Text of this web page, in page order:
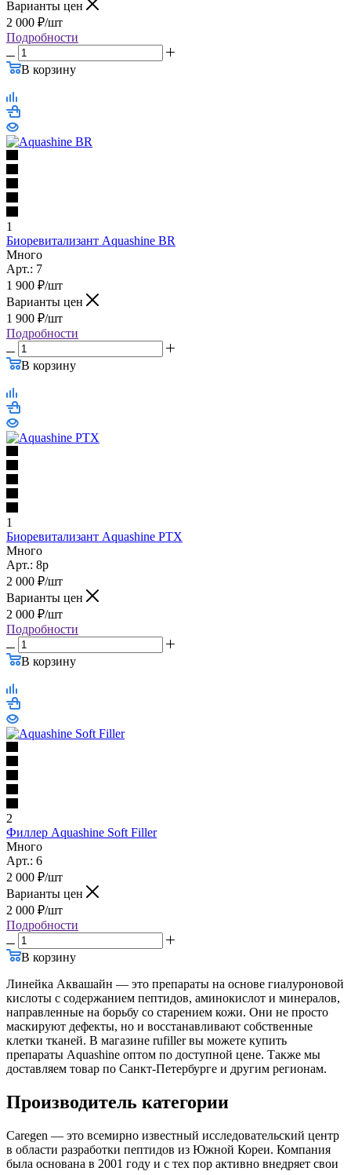
2 000₽/шт
Варианты цен
2 000₽/шт
Подробности
1
Биоревитализант Aquashine BR
Много
Арт.: 7
1 900₽/шт
Варианты цен
1 900₽/шт
Подробности
1
Биоревитализант Aquashine PTX
Много
Арт.: 8p
2 000₽/шт
Варианты цен
2 000₽/шт
Подробности
2
Филлер Aquashine Soft Filler
Много
Арт.: 6
2 000₽/шт
Варианты цен
2 000₽/шт
Подробности
Линейка Аквашайн — это препараты на основе гиалуроновой
кислоты с содержанием пептидов, аминокислот и минералов,
направленные на борьбу со старением кожи. Они не просто
маскируют дефекты, но и восстанавливают собственные
клетки тканей. В магазине rufiller вы можете купить
препараты Aquashine оптом по доступной цене. Также мы
Производитель категории
Caregen — это всемирно известный исследовательский центр
в области разработки пептидов из Южной Кореи. Компания